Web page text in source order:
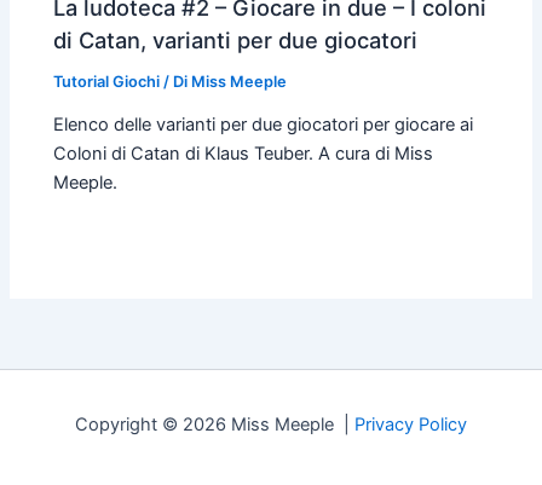
La ludoteca #2 – Giocare in due – I coloni
di Catan, varianti per due giocatori
Tutorial Giochi / Di Miss Meeple
Elenco delle varianti per due giocatori per giocare ai
Coloni di Catan di Klaus Teuber. A cura di Miss
Meeple.
Copyright © 2026 Miss Meeple | Privacy Policy